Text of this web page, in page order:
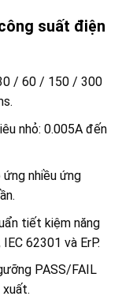
suất điện
/ 60 / 150 / 300
nhỏ: 0.005A đến
nhiều ứng
tiết kiệm năng
62301 và ErP.
PASS/FAIL